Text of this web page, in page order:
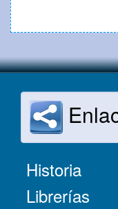
Historia
Librerías